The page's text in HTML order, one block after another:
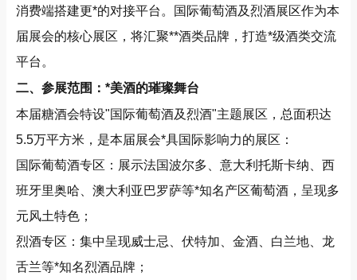
消费端搭建更*的对接平台。国际葡萄酒及烈酒展区作为本
届展会的核心展区，将汇聚**酒类品牌，打造*级酒类交流
平台。
二、参展范围：*美酒的璀璨舞台
本届糖酒会特设"国际葡萄酒及烈酒"主题展区，总面积达
5.5万平方米，是本届展会*具国际影响力的展区：
国际葡萄酒专区：展示法国波尔多、意大利托斯卡纳、西
班牙里奥哈、澳大利亚巴罗萨等*知名产区葡萄酒，呈现多
元风土特色；
烈酒专区：集中呈现威士忌、伏特加、金酒、白兰地、龙
舌兰等*知名烈酒品牌；